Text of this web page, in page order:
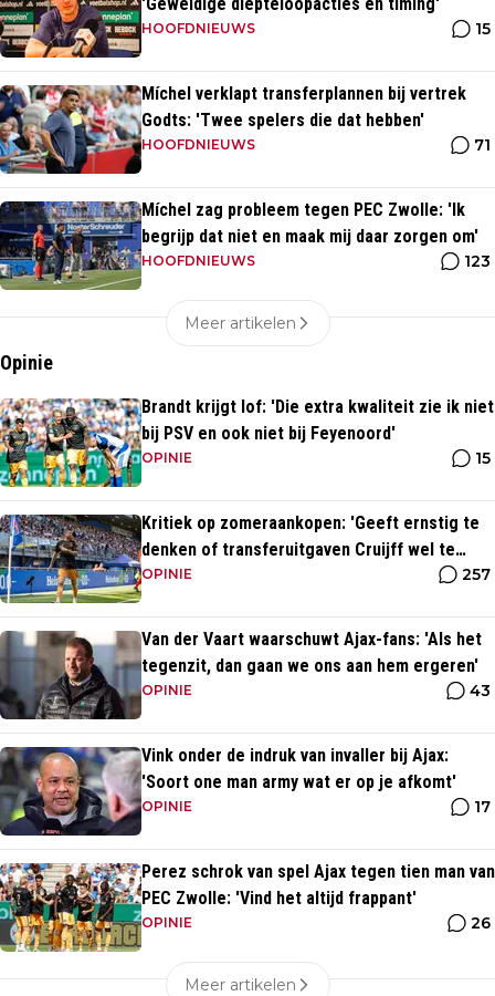
HOOFDNIEUWS 15
Míchel verklapt transferplannen bij vertrek
Godts: 'Twee spelers die dat hebben'
HOOFDNIEUWS 71
Míchel zag probleem tegen PEC Zwolle: 'Ik
begrijp dat niet en maak mij daar zorgen om'
HOOFDNIEUWS 123
Meer artikelen
Opinie
Brandt krijgt lof: 'Die extra kwaliteit zie ik niet
bij PSV en ook niet bij Feyenoord'
OPINIE 15
Kritiek op zomeraankopen: 'Geeft ernstig te
denken of transferuitgaven Cruijff wel te
rechtvaardigen zijn'
OPINIE 257
Van der Vaart waarschuwt Ajax-fans: 'Als het
tegenzit, dan gaan we ons aan hem ergeren'
OPINIE 43
Vink onder de indruk van invaller bij Ajax:
'Soort one man army wat er op je afkomt'
OPINIE 17
Perez schrok van spel Ajax tegen tien man van
PEC Zwolle: 'Vind het altijd frappant'
OPINIE 26
Meer artikelen